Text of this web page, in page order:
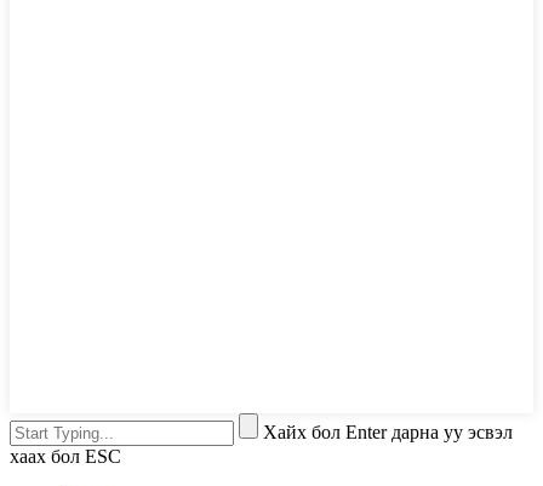
Хайх бол Enter дарна уу эсвэл
хаах бол ESC